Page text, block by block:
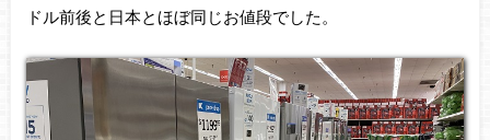
ドル前後と日本とほぼ同じお値段でした。